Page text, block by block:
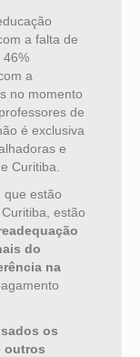
a falta de
46%
a
no momento
de
é exclusiva
e
Curitiba.
que estão
estão
do
na
os
outros